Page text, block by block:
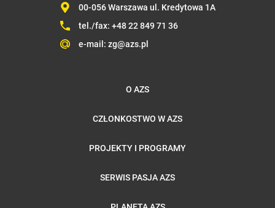
00-056 Warszawa ul. Kredytowa 1A
tel./fax: +48 22 849 71 36
e-mail: zg@azs.pl
O AZS
CZŁONKOSTWO W AZS
PROJEKTY I PROGRAMY
SERWIS PASJA AZS